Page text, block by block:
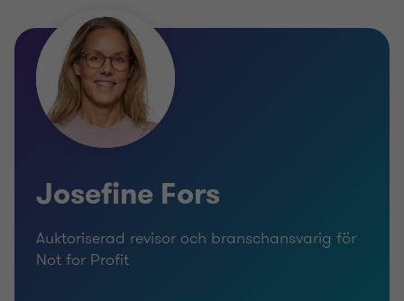
Josefine Fors
Auktoriserad revisor och branschansvarig för
Not for Profit